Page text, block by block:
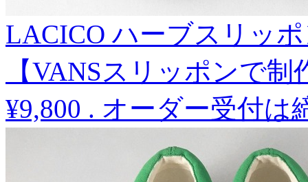
LACICO ハーブスリッ
【VANSスリッポンで制
¥9,800 . オーダー受付は